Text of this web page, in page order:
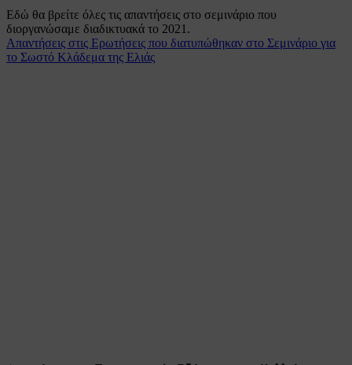
Εδώ θα βρείτε όλες τις απαντήσεις στο σεμινάριο που
διοργανώσαμε διαδικτυακά το 2021.
Απαντήσεις στις Ερωτήσεις που διατυπώθηκαν στο Σεμινάριο για
το Σωστό Κλάδεμα της Ελιάς